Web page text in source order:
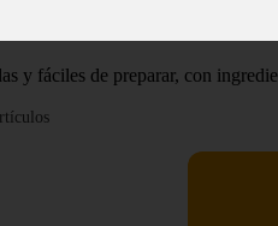
y rápidas
y fáciles de preparar, con